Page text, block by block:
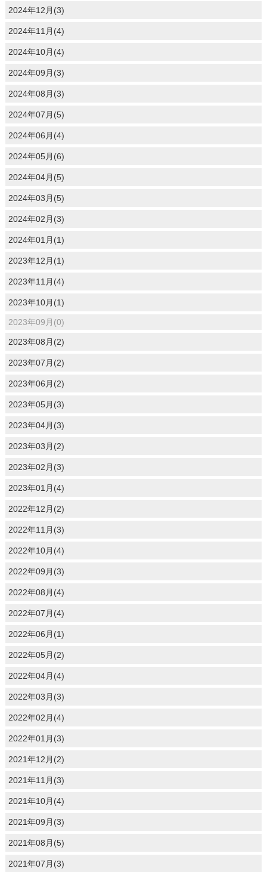
2024年12月(3)
2024年11月(4)
2024年10月(4)
2024年09月(3)
2024年08月(3)
2024年07月(5)
2024年06月(4)
2024年05月(6)
2024年04月(5)
2024年03月(5)
2024年02月(3)
2024年01月(1)
2023年12月(1)
2023年11月(4)
2023年10月(1)
2023年09月(0)
2023年08月(2)
2023年07月(2)
2023年06月(2)
2023年05月(3)
2023年04月(3)
2023年03月(2)
2023年02月(3)
2023年01月(4)
2022年12月(2)
2022年11月(3)
2022年10月(4)
2022年09月(3)
2022年08月(4)
2022年07月(4)
2022年06月(1)
2022年05月(2)
2022年04月(4)
2022年03月(3)
2022年02月(4)
2022年01月(3)
2021年12月(2)
2021年11月(3)
2021年10月(4)
2021年09月(3)
2021年08月(5)
2021年07月(3)